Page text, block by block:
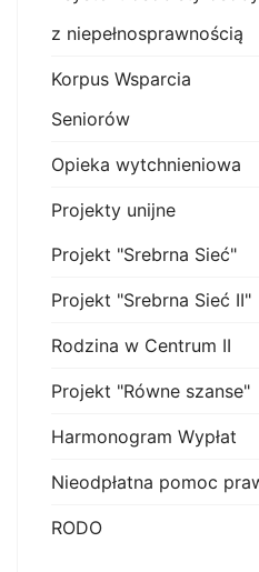
z niepełnosprawnością
Korpus Wsparcia
Seniorów
Opieka wytchnieniowa
Projekty unijne
Projekt "Srebrna Sieć"
Projekt "Srebrna Sieć II"
Rodzina w Centrum II
Projekt "Równe szanse"
Harmonogram Wypłat
Nieodpłatna pomoc
RODO